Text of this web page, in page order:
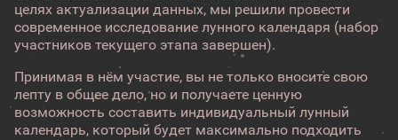
целях актуализации данных, мы решили провести
современное исследование лунного календаря (набор
участников текущего этапа завершен).
Принимая в нём участие, вы не только вносите свою
лепту в общее дело, но и получаете ценную
возможность составить индивидуальный лунный
календарь, который будет максимально подходить